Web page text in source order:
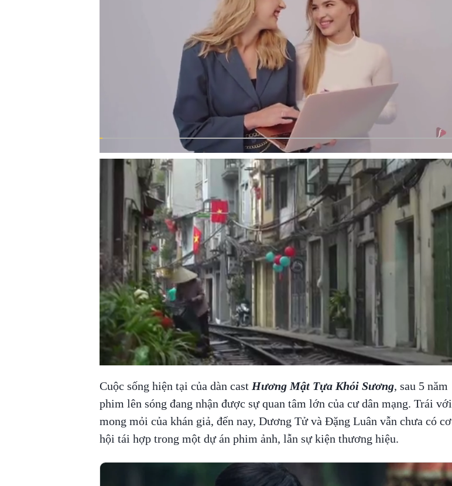
Cuộc sống hiện tại của dàn cast Hương Mật Tựa Khói Sương, sau 5 năm
phim lên sóng đang nhận được sự quan tâm lớn của cư dân mạng. Trái với
mong mỏi của khán giả, đến nay, Dương Tử và Đặng Luân vẫn chưa có cơ
hội tái hợp trong một dự án phim ảnh, lẫn sự kiện thương hiệu.